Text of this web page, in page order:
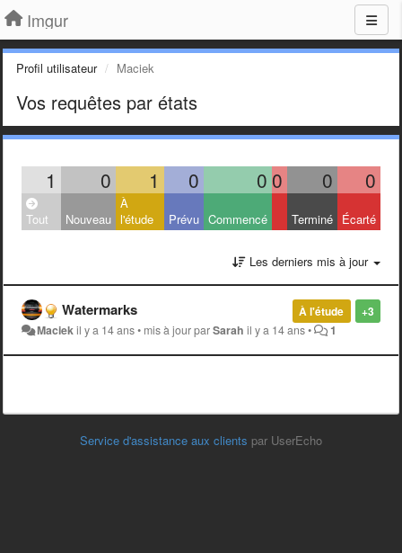
Imgur
Profil utilisateur Maciek
Vos requêtes par états
1 0 1 0 0 0 0 0
Tout Nouveau
À
l'étude
Prévu Commencé Terminé Écarté
Les derniers mis à jour
+3
À l'étude
Watermarks
Maciekil y a 14 ans• mis à jour parSarah il y a 14 ans• 1
Service d'assistance aux clients par UserEcho